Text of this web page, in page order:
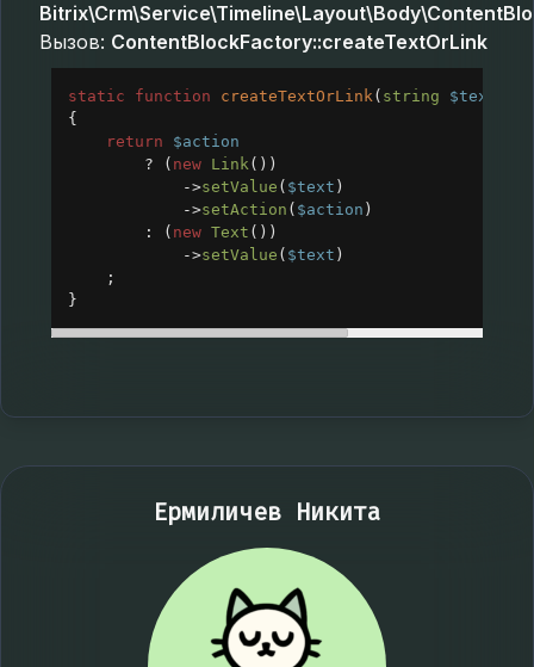
Вызов: ContentBlockFactory::createTextOrLink
static function createTextOrLink( string $text
{
return
$action
? ( new Link())
->setValue ( $text )
->setAction ( $action )
: ( new Text ())
->setValue ( $text )
;
}
Ермиличев Никита